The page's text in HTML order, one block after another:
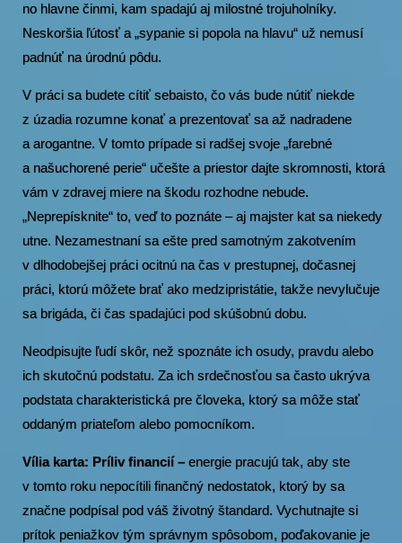
no hlavne činmi, kam spadajú aj milostné trojuholníky.
Neskoršia ľútosť a „sypanie si popola na hlavu“ už nemusí
padnúť na úrodnú pôdu.
V práci sa budete cítiť sebaisto, čo vás bude nútiť niekde
z úzadia rozumne konať a prezentovať sa až nadradene
a arogantne. V tomto prípade si radšej svoje „farebné
a našuchorené perie“ učešte a priestor dajte skromnosti, ktorá
vám v zdravej miere na škodu rozhodne nebude.
„Neprepísknite“ to, veď to poznáte – aj majster kat sa niekedy
utne. Nezamestnaní sa ešte pred samotným zakotvením
v dlhodobejšej práci ocitnú na čas v prestupnej, dočasnej
práci, ktorú môžete brať ako medzipristátie, takže nevylučuje
sa brigáda, či čas spadajúci pod skúšobnú dobu.
Neodpisujte ľudí skôr, než spoznáte ich osudy, pravdu alebo
ich skutočnú podstatu. Za ich srdečnosťou sa často ukrýva
podstata charakteristická pre človeka, ktorý sa môže stať
oddaným priateľom alebo pomocníkom.
Vília karta: Príliv financií – energie pracujú tak, aby ste
v tomto roku nepocítili finančný nedostatok, ktorý by sa
značne podpísal pod váš životný štandard. Vychutnajte si
prítok peniažkov tým správnym spôsobom, poďakovanie je